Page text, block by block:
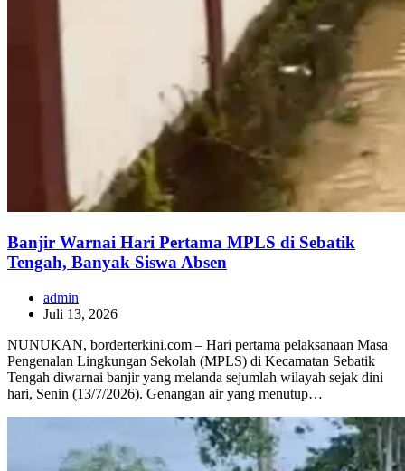
Banjir Warnai Hari Pertama MPLS di Sebatik
Tengah, Banyak Siswa Absen
admin
Juli 13, 2026
NUNUKAN, borderterkini.com – Hari pertama pelaksanaan Masa
Pengenalan Lingkungan Sekolah (MPLS) di Kecamatan Sebatik
Tengah diwarnai banjir yang melanda sejumlah wilayah sejak dini
hari, Senin (13/7/2026). Genangan air yang menutup…